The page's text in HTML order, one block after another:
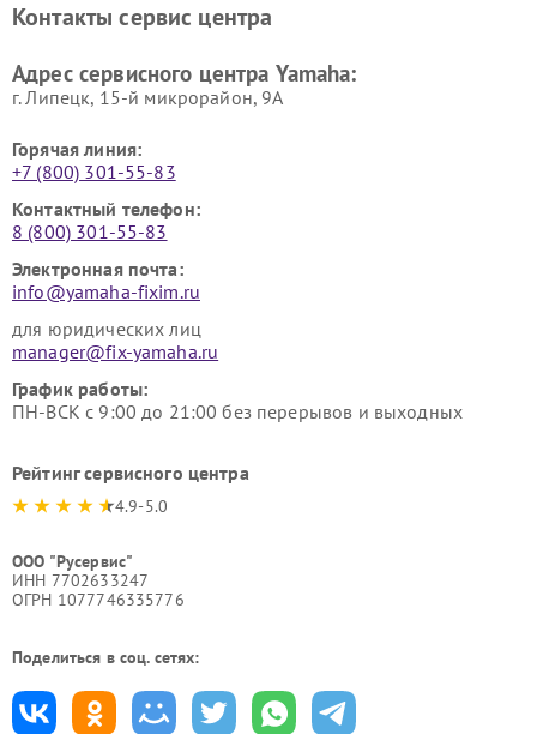
Yamaha
Yamaha
Контакты сервис центра
Адрес сервисного центра Yamaha:
г. Липецк, 15-й микрорайон, 9А
Горячая линия:
+7 (800) 301-55-83
Контактный телефон:
8 (800) 301-55-83
Электронная почта:
info@yamaha-fixim.ru
для юридических лиц
manager@fix-yamaha.ru
График работы:
ПН-ВСК с 9:00 до 21:00 без перерывов и выходных
Рейтинг сервисного центра
4.9-5.0
ООО "Русервис"
ИНН 7702633247
ОГРН 1077746335776
Поделиться в соц. сетях: